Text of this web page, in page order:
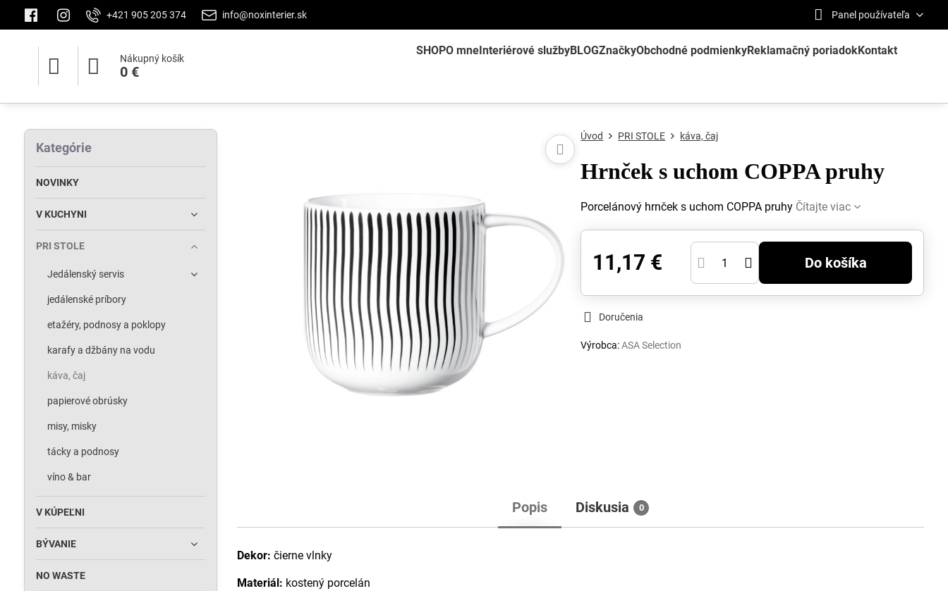
+421 905 205 374 info@noxinterier.sk Panel používateľa
Nákupný košík
0 €
SHOPO mneInteriérové službyBLOGZnačkyObchodné podmienkyReklamačný poriadokKontakt
Úvod PRI STOLE káva, čaj
Hrnček s uchom COPPA pruhy
Porcelánový hrnček s uchom COPPA pruhy Čítajte viac
11,17 € Do košíka
Doručenia
Výrobca:ASA Selection
Popis Diskusia 0
Dekor: čierne vlnky
Materiál: kostený porcelán
Kategórie
NOVINKY
V KUCHYNI
PRI STOLE
Jedálenský servis
jedálenské príbory
etažéry, podnosy a poklopy
karafy a džbány na vodu
káva, čaj
papierové obrúsky
misy, misky
tácky a podnosy
víno & bar
V KÚPEĽNI
BÝVANIE
NO WASTE